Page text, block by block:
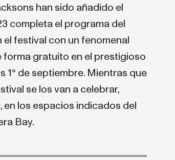
han sido añadido el
completa el programa del
festival con un fenomenal
gratuito en el prestigioso
1° de septiembre. Mientras que
se los van a celebrar,
los espacios indicados del
Bay.